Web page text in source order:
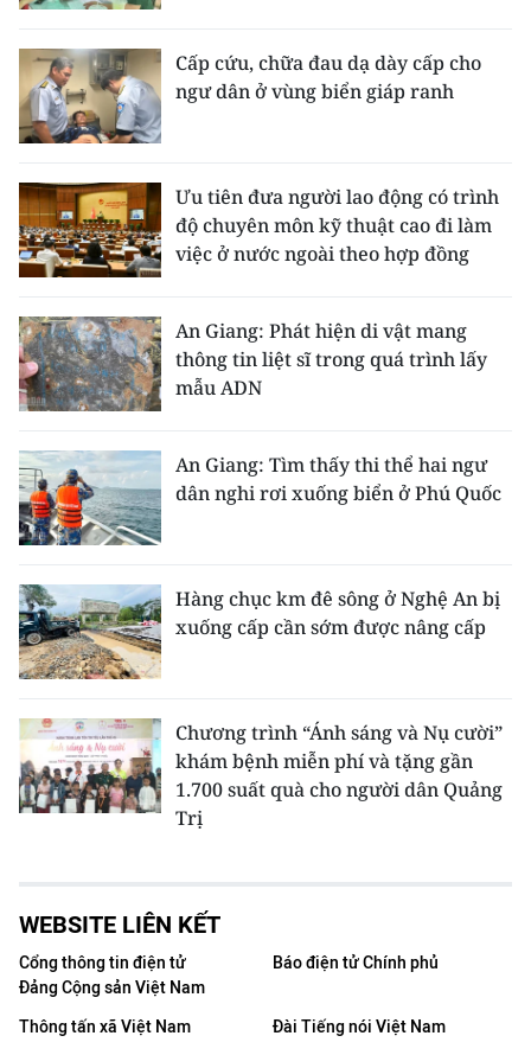
Cấp cứu, chữa đau dạ dày cấp cho
ngư dân ở vùng biển giáp ranh
Ưu tiên đưa người lao động có trình
độ chuyên môn kỹ thuật cao đi làm
việc ở nước ngoài theo hợp đồng
An Giang: Phát hiện di vật mang
thông tin liệt sĩ trong quá trình lấy
mẫu ADN
An Giang: Tìm thấy thi thể hai ngư
dân nghi rơi xuống biển ở Phú Quốc
Hàng chục km đê sông ở Nghệ An bị
xuống cấp cần sớm được nâng cấp
Chương trình “Ánh sáng và Nụ cười”
khám bệnh miễn phí và tặng gần
1.700 suất quà cho người dân Quảng
Trị
WEBSITE LIÊN KẾT
Cổng thông tin điện tử
Đảng Cộng sản Việt Nam
Báo điện tử Chính phủ
Thông tấn xã Việt Nam
Đài Tiếng nói Việt Nam